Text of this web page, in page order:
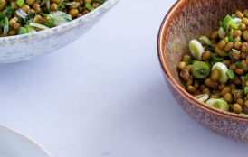
Recepty
Články
Škola vaření